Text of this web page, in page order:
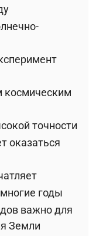
космическим
точности
оказаться
годы
важно для
Земли